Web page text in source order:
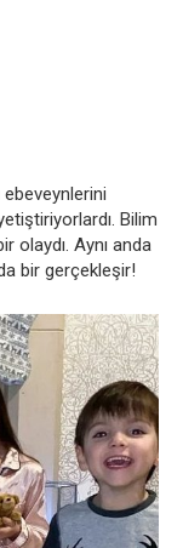
Bilim
olaydı. Aynı anda
bir gerçekleşir!